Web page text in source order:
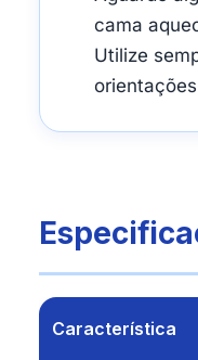
cama
Utilize
Característica